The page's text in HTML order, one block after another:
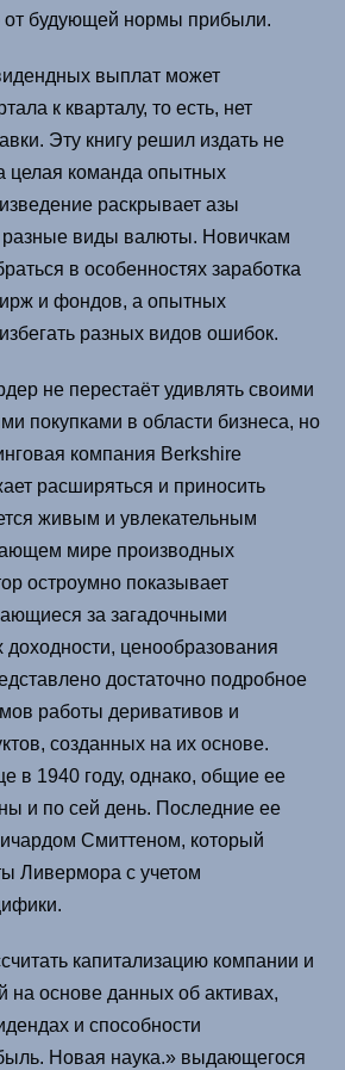
от будующей нормы прибыли.
выплат может
к кварталу, то есть, нет
Эту книгу решил издать не
целая команда опытных
раскрывает азы
разные виды валюты. Новичкам
в особенностях заработка
и фондов, а опытных
разных видов ошибок.
не перестаёт удивлять своими
покупками в области бизнеса, но
компания Berkshire
расширяться и приносить
живым и увлекательным
мире производных
остроумно показывает
за загадочными
ценообразования
достаточно подробное
работы деривативов и
созданных на их основе.
в 1940 году, однако, общие ее
и по сей день. Последние ее
Смиттеном, который
Ливермора с учетом
капитализацию компании и
на основе данных об активах,
и способности
Новая наука.» выдающегося